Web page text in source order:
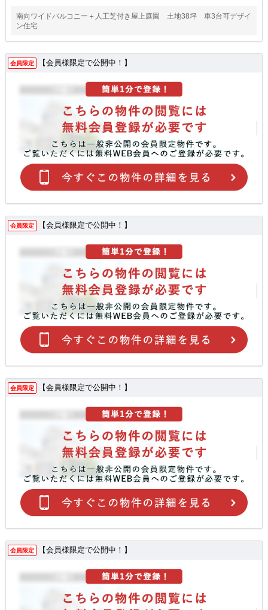
南向ワイドバルコニー＋人工芝付き屋上庭園 土地38坪 車3台可デザイ
ン住宅
会員限定 【会員様限定で公開中！】
会員限定 【会員様限定で公開中！】
会員限定 【会員様限定で公開中！】
会員限定 【会員様限定で公開中！】